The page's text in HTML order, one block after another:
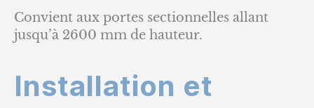
Convient aux portes sectionnelles allant
jusqu’à 2600 mm de hauteur.
Installation et